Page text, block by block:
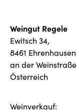
Weingut Regele
Ewitsch 34,
8461 Ehrenhausen
an der Weinstraße
Österreich
Weinverkauf: